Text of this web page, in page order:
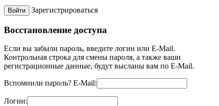
Зарегистрироваться
Восстановление доступа
Если вы забыли пароль, введите логин или E-Mail.
Контрольная строка для смены пароля, а также ваши
регистрационные данные, будут высланы вам по E-Mail.
Вспомнили пароль? E-Mail:
Логин: